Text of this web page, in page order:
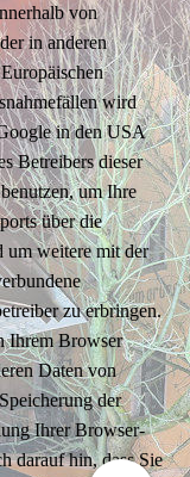
von
in anderen
wird
in den USA
Betreibers dieser
um Ihre
über die
um weitere mit der
zu erbringen.
Ihrem Browser
Daten von
der
Ihrer Browser-
darauf hin, dass Sie